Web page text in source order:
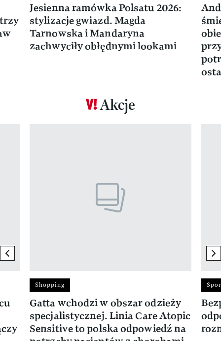
Jesienna ramówka Polsatu 2026:
stylizacje gwiazd. Magda
Tarnowska i Mandaryna
zachwyciły obłędnymi lookami
Akcje
previous element
Shopping
Gatta wchodzi w obszar odzieży
specjalistycznej. Linia Care Atopic
Sensitive to polska odpowiedź na